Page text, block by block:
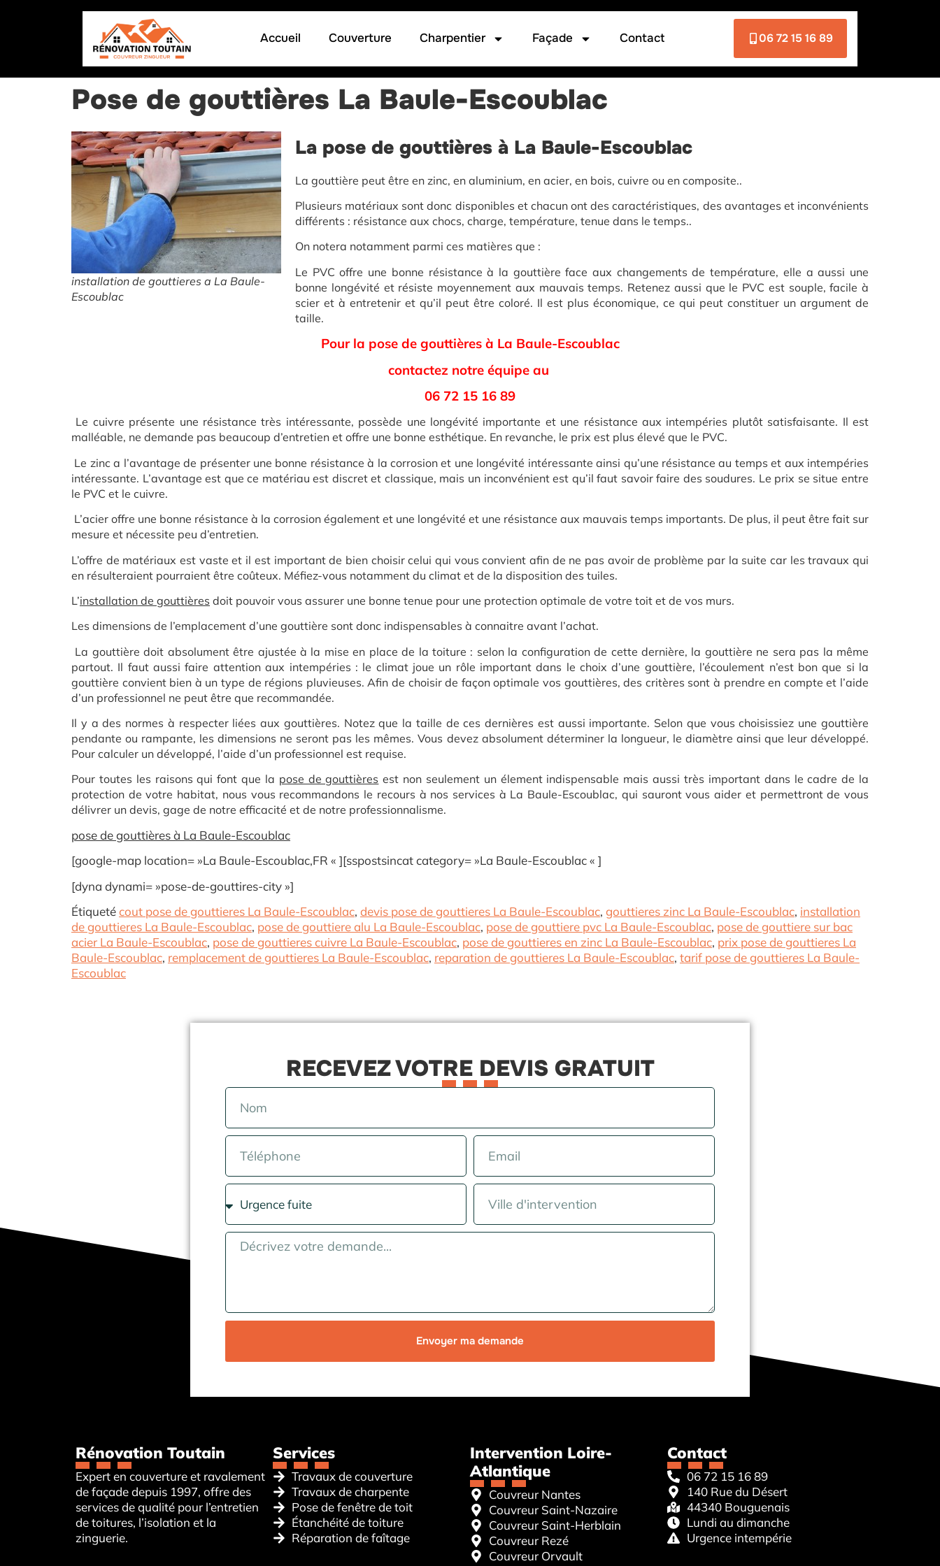
Accueil Couverture Charpentier Façade Contact 06 72 15 16 89
Pose de gouttières La Baule-Escoublac
installation de gouttieres a La Baule-
Escoublac
La pose de gouttières à La Baule-Escoublac
La gouttière peut être en zinc, en aluminium, en acier, en bois, cuivre ou en composite..
Plusieurs matériaux sont donc disponibles et chacun ont des caractéristiques, des avantages et inconvénients
différents : résistance aux chocs, charge, température, tenue dans le temps..
On notera notamment parmi ces matières que :
Le PVC offre une bonne résistance à la gouttière face aux changements de température, elle a aussi une
bonne longévité et résiste moyennement aux mauvais temps. Retenez aussi que le PVC est souple, facile à
scier et à entretenir et qu’il peut être coloré. Il est plus économique, ce qui peut constituer un argument de
taille.
Pour la pose de gouttières à La Baule-Escoublac
contactez notre équipe au
06 72 15 16 89
Le cuivre présente une résistance très intéressante, possède une longévité importante et une résistance aux intempéries plutôt satisfaisante. Il est
malléable, ne demande pas beaucoup d’entretien et offre une bonne esthétique. En revanche, le prix est plus élevé que le PVC.
Le zinc a l’avantage de présenter une bonne résistance à la corrosion et une longévité intéressante ainsi qu’une résistance au temps et aux intempéries
intéressante. L’avantage est que ce matériau est discret et classique, mais un inconvénient est qu’il faut savoir faire des soudures. Le prix se situe entre
le PVC et le cuivre.
L’acier offre une bonne résistance à la corrosion également et une longévité et une résistance aux mauvais temps importants. De plus, il peut être fait sur
mesure et nécessite peu d’entretien.
L’offre de matériaux est vaste et il est important de bien choisir celui qui vous convient afin de ne pas avoir de problème par la suite car les travaux qui
en résulteraient pourraient être coûteux. Méfiez-vous notamment du climat et de la disposition des tuiles.
L’installation de gouttières doit pouvoir vous assurer une bonne tenue pour une protection optimale de votre toit et de vos murs.
Les dimensions de l’emplacement d’une gouttière sont donc indispensables à connaitre avant l’achat.
La gouttière doit absolument être ajustée à la mise en place de la toiture : selon la configuration de cette dernière, la gouttière ne sera pas la même
partout. Il faut aussi faire attention aux intempéries : le climat joue un rôle important dans le choix d’une gouttière, l’écoulement n’est bon que si la
gouttière convient bien à un type de régions pluvieuses. Afin de choisir de façon optimale vos gouttières, des critères sont à prendre en compte et l’aide
d’un professionnel ne peut être que recommandée.
Il y a des normes à respecter liées aux gouttières. Notez que la taille de ces dernières est aussi importante. Selon que vous choisissiez une gouttière
pendante ou rampante, les dimensions ne seront pas les mêmes. Vous devez absolument déterminer la longueur, le diamètre ainsi que leur développé.
Pour calculer un développé, l’aide d’un professionnel est requise.
Pour toutes les raisons qui font que la pose de gouttières est non seulement un élement indispensable mais aussi très important dans le cadre de la
protection de votre habitat, nous vous recommandons le recours à nos services à La Baule-Escoublac, qui sauront vous aider et permettront de vous
délivrer un devis, gage de notre efficacité et de notre professionnalisme.
pose de gouttières à La Baule-Escoublac
[google-map location= »La Baule-Escoublac,FR « ][sspostsincat category= »La Baule-Escoublac « ]
[dyna dynami= »pose-de-gouttires-city »]
Étiquetécout pose de gouttieres La Baule-Escoublac, devis pose de gouttieres La Baule-Escoublac, gouttieres zinc La Baule-Escoublac, installation
de gouttieres La Baule-Escoublac, pose de gouttiere alu La Baule-Escoublac, pose de gouttiere pvc La Baule-Escoublac, pose de gouttiere sur bac
acier La Baule-Escoublac, pose de gouttieres cuivre La Baule-Escoublac, pose de gouttieres en zinc La Baule-Escoublac, prix pose de gouttieres La
Baule-Escoublac, remplacement de gouttieres La Baule-Escoublac, reparation de gouttieres La Baule-Escoublac, tarif pose de gouttieres La Baule-
Escoublac
RECEVEZ VOTRE DEVIS GRATUIT
Envoyer ma demande
Rénovation Toutain
Expert en couverture et ravalement
de façade depuis 1997, offre des
services de qualité pour l’entretien
de toitures, l’isolation et la
zinguerie.
Services
Travaux de couverture
Travaux de charpente
Pose de fenêtre de toit
Étanchéité de toiture
Réparation de faîtage
Intervention Loire-
Atlantique
Couvreur Nantes
Couvreur Saint-Nazaire
Couvreur Saint-Herblain
Couvreur Rezé
Couvreur Orvault
Contact
06 72 15 16 89
140 Rue du Désert
44340 Bouguenais
Lundi au dimanche
Urgence intempérie